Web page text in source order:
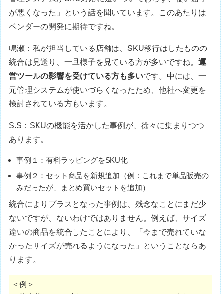
が悪くなった」という話を聞いています。このあたりは
ベンダーの開発に期待ですね。
鳴瀬：私が担当している店舗は、SKU移行はしたものの
統合は見送り、一旦様子を見ている方が多いですね。運
営ツールの影響を受けている方も多いです。中には、一
元管理システムが使いづらくなったため、他社へ変更を
検討されている方もいます。
S.S：SKUの機能を活かした事例が、徐々に集まりつつ
あります。
事例１：有料ラッピングをSKU化
事例２：セット商品を新規追加（例：これまで単品販売の
みだったが、まとめ買いセットを追加）
統合によりプラスとなった事例は、残念なことにまだ少
ないですが、ないわけではありません。例えば、サイズ
違いの商品を統合したことにより、「今まで売れていな
かったサイズが売れるようになった」ということならあ
ります。
＜例＞